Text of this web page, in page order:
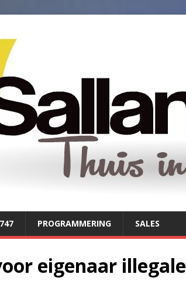
PROGRAMMERING SALES
eigenaar illegale